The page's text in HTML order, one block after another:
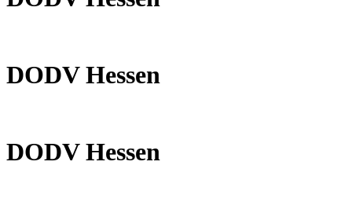
DODV Hessen
DODV Hessen